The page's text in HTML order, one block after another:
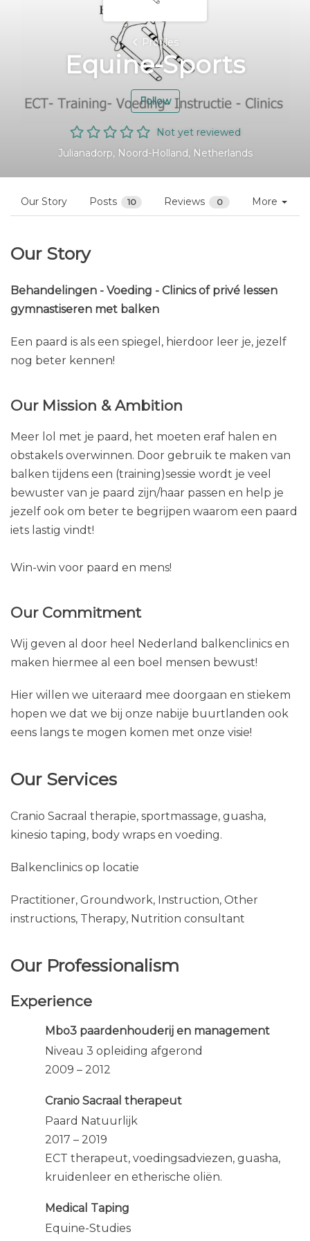
Profiles
Equine-Sports
Follow
Not yet reviewed
Julianadorp, Noord-Holland, Netherlands
Our Story Posts 10 Reviews 0 More
Our Story
Behandelingen - Voeding - Clinics of privé lessen
gymnastiseren met balken
Een paard is als een spiegel, hierdoor leer je, jezelf
nog beter kennen!
Our Mission & Ambition
Meer lol met je paard, het moeten eraf halen en
obstakels overwinnen. Door gebruik te maken van
balken tijdens een (training)sessie wordt je veel
bewuster van je paard zijn/haar passen en help je
jezelf ook om beter te begrijpen waarom een paard
iets lastig vindt!
Win-win voor paard en mens!
Our Commitment
Wij geven al door heel Nederland balkenclinics en
maken hiermee al een boel mensen bewust!
Hier willen we uiteraard mee doorgaan en stiekem
hopen we dat we bij onze nabije buurtlanden ook
eens langs te mogen komen met onze visie!
Our Services
Cranio Sacraal therapie, sportmassage, guasha,
kinesio taping, body wraps en voeding.
Balkenclinics op locatie
Practitioner, Groundwork, Instruction, Other
instructions, Therapy, Nutrition consultant
Our Professionalism
Experience
Mbo3 paardenhouderij en management
Niveau 3 opleiding afgerond
2009 – 2012
Cranio Sacraal therapeut
Paard Natuurlijk
2017 – 2019
ECT therapeut, voedingsadviezen, guasha,
kruidenleer en etherische oliën.
Medical Taping
Equine-Studies